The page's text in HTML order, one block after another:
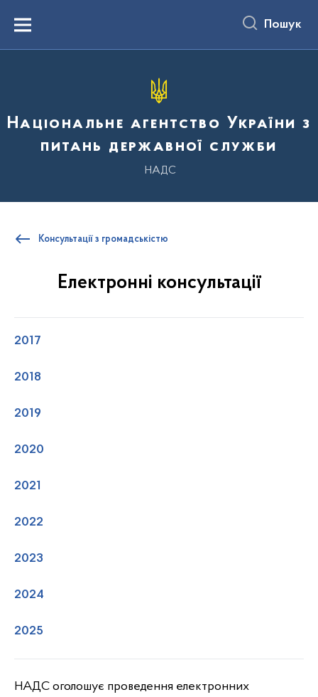
вмістуMenu Пошук
Національне агентство України з
питань державної служби
НАДС
Консультації з громадськістю
Електронні консультації
2017
2018
2019
2020
2021
2022
2023
2024
2025
НАДС оголошує проведення електронних